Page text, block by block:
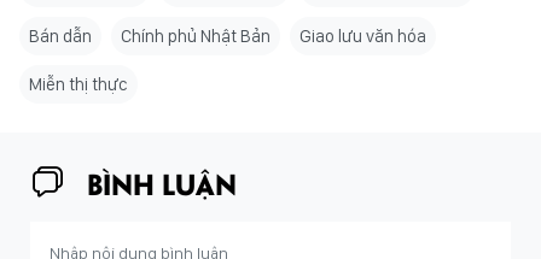
Bán dẫn Chính phủ Nhật Bản Giao lưu văn hóa
Miễn thị thực
BÌNH LUẬN